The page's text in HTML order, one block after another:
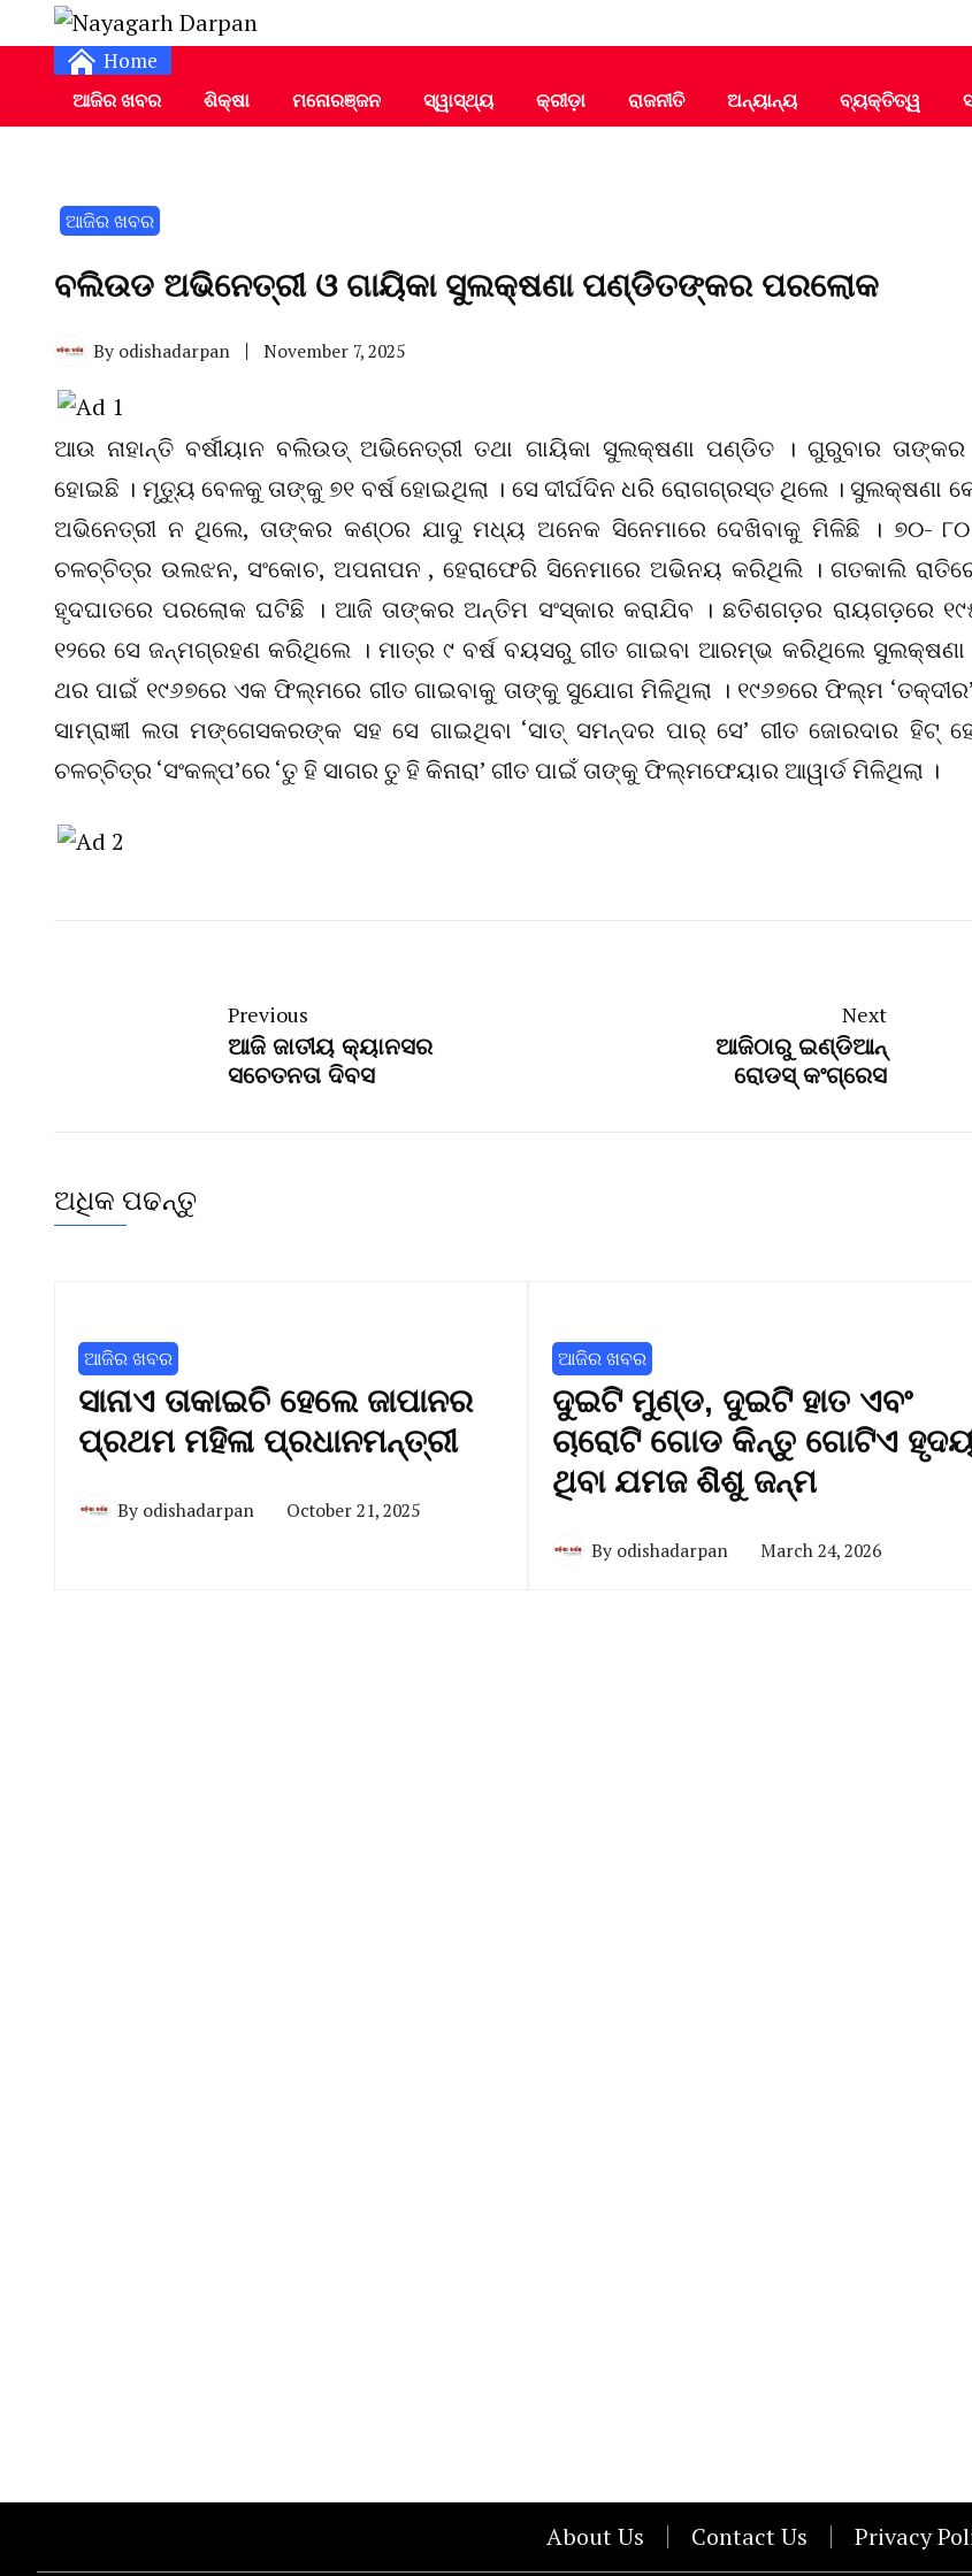
Nayagarh Darpan
Daily Odia News
Home
ଆଜିର ଖବର ଶିକ୍ଷା ମନୋରଞ୍ଜନ ସ୍ୱାସ୍ଥ୍ୟ କ୍ରୀଡ଼ା ରାଜନୀତି ଅନ୍ୟାନ୍ୟ ବ୍ୟକ୍ତିତ୍ୱ
ଆଜିର ଖବର
ବଲିଉଡ ଅଭିନେତ୍ରୀ ଓ ଗାୟିକା ସୁଲକ୍ଷଣା ପଣ୍ଡିତଙ୍କର ପରଲୋକ
By odishadarpan November 7, 2025
ଆଉ ନାହାନ୍ତି ବର୍ଷୀୟାନ ବଲିଉଡ୍‌ ଅଭିନେତ୍ରୀ ତଥା ଗାୟିକା ସୁଲକ୍ଷଣା ପଣ୍ଡିତ । ଗୁରୁବାର
ହୋଇଛି । ମୃତ୍ୟୁ ବେଳକୁ ତାଙ୍କୁ ୭୧ ବର୍ଷ ହୋଇଥିଲା । ସେ ଦୀର୍ଘଦିନ ଧରି ରୋଗଗ୍ରସ୍ତ ଥିଲେ । ସୁଲକ୍ଷଣା
ଅଭିନେତ୍ରୀ ନ ଥିଲେ, ତାଙ୍କର କଣ୍ଠର ଯାଦୁ ମଧ୍ୟ ଅନେକ ସିନେମାରେ ଦେଖିବାକୁ ମିଳିଛି । ୭୦-
ଚଳଚ୍ଚିତ୍ର ଉଲଝନ, ସଂକୋଚ, ଅପନାପନ , ହେରାଫେରି ସିନେମାରେ ଅଭିନୟ କରିଥିଲି । ଗତକାଲି
ହୃଦଘାତରେ ପରଲୋକ ଘଟିଛି । ଆଜି ତାଙ୍କର ଅନ୍ତିମ ସଂସ୍କାର କରାଯିବ । ଛତିଶଗଡ଼ର ରାୟଗଡ଼ରେ
୧୨ରେ ସେ ଜନ୍ମଗ୍ରହଣ କରିଥିଲେ । ମାତ୍ର ୯ ବର୍ଷ ବୟସରୁ ଗୀତ ଗାଇବା ଆରମ୍ଭ କରିଥିଲେ
ଥର ପାଇଁ ୧୯୬୭ରେ ଏକ ଫିଲ୍ମରେ ଗୀତ ଗାଇବାକୁ ତାଙ୍କୁ ସୁଯୋଗ ମିଳିଥିଲା । ୧୯୬୭ରେ ଫିଲ୍ମ
ସାମ୍ରାଜ୍ଞୀ ଲତା ମଙ୍ଗେସକରଙ୍କ ସହ ସେ ଗାଇଥିବା ‘ସାତ୍‌ ସମନ୍ଦର ପାର୍‌ ସେ’ ଗୀତ ଜୋରଦାର ହିଟ୍‌
ଚଳଚ୍ଚିତ୍ର ‘ସଂକଳ୍ପ’ରେ ‘ତୁ ହି ସାଗର ତୁ ହି କିନାରା’ ଗୀତ ପାଇଁ ତାଙ୍କୁ ଫିଲ୍ମଫେୟାର ଆୱାର୍ଡ ମିଳିଥିଲା ।
Previous
ଆଜି ଜାତୀୟ କ୍ୟାନସର
ସଚେତନତା ଦିବସ
Next
ଆଜିଠାରୁ ଇଣ୍ଡିଆନ୍
ରୋଡସ୍ କଂଗ୍ରେସ
ଅଧିକ ପଢନ୍ତୁ
ଆଜିର ଖବର
ସାନାଏ ତାକାଇଚି ହେଲେ ଜାପାନର
ପ୍ରଥମ ମହିଳା ପ୍ରଧାନମନ୍ତ୍ରୀ
By odishadarpan October 21, 2025
ଆଜିର ଖବର
ଦୁଇଟି ମୁଣ୍ଡ, ଦୁଇଟି ହାତ ଏବଂ
ଚାରୋଟି ଗୋଡ କିନ୍ତୁ ଗୋଟିଏ
ଥିବା ଯମଜ ଶିଶୁ ଜନ୍ମ
By odishadarpan March 24, 2026
About Us Contact Us Privacy